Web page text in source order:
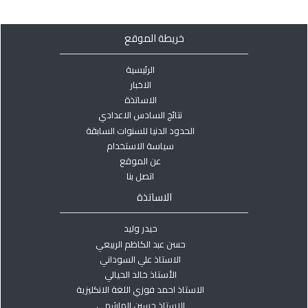
خريطة الموقع
الرئيسية
الاخبار
الاساتذة
نتائج السادس الاعدادي
الحدود الدنيا للسنوات السابقة
سياسة الاستخدام
عن الموقع
اتصل بنا
الاساتذة
حيدر وليد
حسن عبد الكاظم الربيعي
الاستاذ علي السوداني
الأستاذ خالد الحيالي
الاستاذ احمد فوزي اللغة الانكليزية